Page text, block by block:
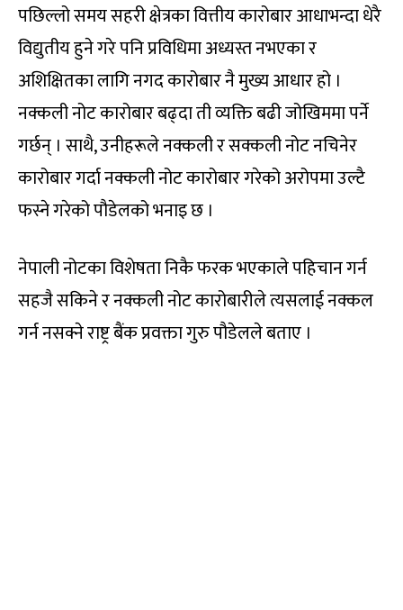
पछिल्लो समय सहरी क्षेत्रका वित्तीय कारोबार आधाभन्दा धेरै
विद्युतीय हुने गरे पनि प्रविधिमा अध्यस्त नभएका र
अशिक्षितका लागि नगद कारोबार नै मुख्य आधार हो ।
नक्कली नोट कारोबार बढ्दा ती व्यक्ति बढी जोखिममा पर्ने
गर्छन् । साथै, उनीहरूले नक्कली र सक्कली नोट नचिनेर
कारोबार गर्दा नक्कली नोट कारोबार गरेको अरोपमा उल्टै
फस्ने गरेको पौडेलको भनाइ छ ।
नेपाली नोटका विशेषता निकै फरक भएकाले पहिचान गर्न
सहजै सकिने र नक्कली नोट कारोबारीले त्यसलाई नक्कल
गर्न नसक्ने राष्ट्र बैंक प्रवक्ता गुरु पौडेलले बताए ।